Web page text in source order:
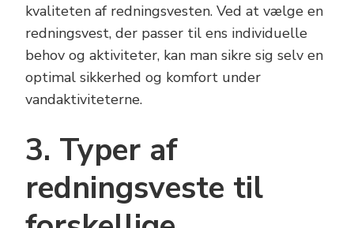
kvaliteten af redningsvesten. Ved at vælge en
redningsvest, der passer til ens individuelle
behov og aktiviteter, kan man sikre sig selv en
optimal sikkerhed og komfort under
vandaktiviteterne.
3. Typer af
redningsveste til